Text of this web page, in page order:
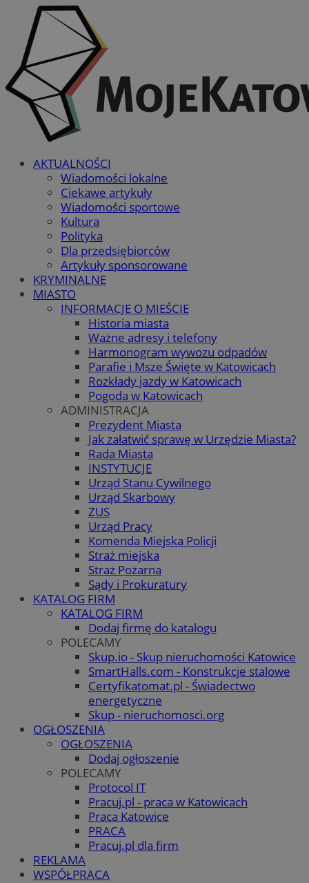
AKTUALNOŚCI
Wiadomości lokalne
Ciekawe artykuły
Wiadomości sportowe
Kultura
Polityka
Dla przedsiębiorców
Artykuły sponsorowane
KRYMINALNE
MIASTO
INFORMACJE O MIEŚCIE
Historia miasta
Ważne adresy i telefony
Harmonogram wywozu odpadów
Parafie i Msze Święte w Katowicach
Rozkłady jazdy w Katowicach
Pogoda w Katowicach
ADMINISTRACJA
Prezydent Miasta
Jak załatwić sprawę w Urzędzie Miasta?
Rada Miasta
INSTYTUCJE
Urząd Stanu Cywilnego
Urząd Skarbowy
ZUS
Urząd Pracy
Komenda Miejska Policji
Straż miejska
Straż Pożarna
Sądy i Prokuratury
KATALOG FIRM
KATALOG FIRM
Dodaj firmę do katalogu
POLECAMY
Skup.io - Skup nieruchomości Katowice
SmartHalls.com - Konstrukcje stalowe
Certyfikatomat.pl - Świadectwo
energetyczne
Skup - nieruchomosci.org
OGŁOSZENIA
OGŁOSZENIA
Dodaj ogłoszenie
POLECAMY
Protocol IT
Pracuj.pl - praca w Katowicach
Praca Katowice
PRACA
Pracuj.pl dla firm
REKLAMA
WSPÓŁPRACA